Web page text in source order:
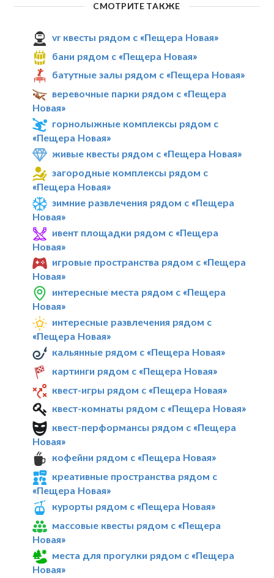
СМОТРИТЕ ТАКЖЕ
vr квесты рядом с «Пещера Новая»
бани рядом с «Пещера Новая»
батутные залы рядом с «Пещера Новая»
веревочные парки рядом с «Пещера
Новая»
горнолыжные комплексы рядом с
«Пещера Новая»
живые квесты рядом с «Пещера Новая»
загородные комплексы рядом с
«Пещера Новая»
зимние развлечения рядом с «Пещера
Новая»
ивент площадки рядом с «Пещера
Новая»
игровые пространства рядом с «Пещера
Новая»
интересные места рядом с «Пещера
Новая»
интересные развлечения рядом с
«Пещера Новая»
кальянные рядом с «Пещера Новая»
картинги рядом с «Пещера Новая»
квест-игры рядом с «Пещера Новая»
квест-комнаты рядом с «Пещера Новая»
квест-перформансы рядом с «Пещера
Новая»
кофейни рядом с «Пещера Новая»
креативные пространства рядом с
«Пещера Новая»
курорты рядом с «Пещера Новая»
массовые квесты рядом с «Пещера
Новая»
места для прогулки рядом с «Пещера
Новая»